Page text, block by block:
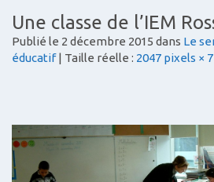
Une classe de l’IEM
Publié le 2 décembre 2015 dans Le
éducatif| Taille réelle : 2047 pixels ×